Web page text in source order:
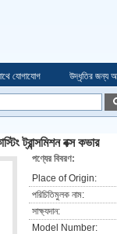
যোগাযোগ উদ্ধৃতির জন্য
ট্রান্সমিশন বক্স কভার
পণ্যের বিবরণ:
Place of Origin:
পরিচিতিমুলক নাম:
সাক্ষ্যদান:
Model Number: